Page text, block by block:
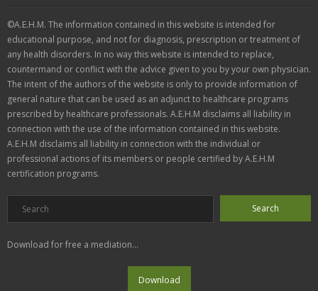
©A.E.H.M. The information contained in this website is intended for
educational purpose, and not for diagnosis, prescription or treatment of
any health disorders. In no way this website is intended to replace,
countermand or conflict with the advice given to you by your own physician.
The intent of the authors of the website is only to provide information of
general nature that can be used as an adjunct to healthcare programs
prescribed by healthcare professionals. A.E.H.M disclaims all liability in
connection with the use of the information contained in this website.
A.E.H.M disclaims all liability in connection with the individual or
professional actions of its members or people certified by A.E.H.M
certification programs.
Download for free a mediation...